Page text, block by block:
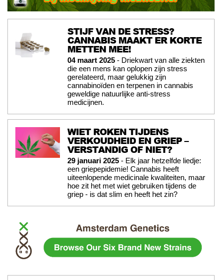
STIJF VAN DE STRESS?
CANNABIS MAAKT ER KORTE
METTEN MEE!
04 maart 2025 - Driekwart van alle ziekten
die een mens kan oplopen zijn stress
gerelateerd, maar gelukkig zijn
cannabinoïden en terpenen in cannabis
geweldige natuurlijke anti-stress
medicijnen.
WIET ROKEN TIJDENS
VERKOUDHEID EN GRIEP –
VERSTANDIG OF NIET?
29 januari 2025 - Elk jaar hetzelfde liedje:
een griepepidemie! Cannabis heeft
uiteenlopende medicinale kwaliteiten, maar
hoe zit het met wiet gebruiken tijdens de
griep - is dat slim en heeft het zin?